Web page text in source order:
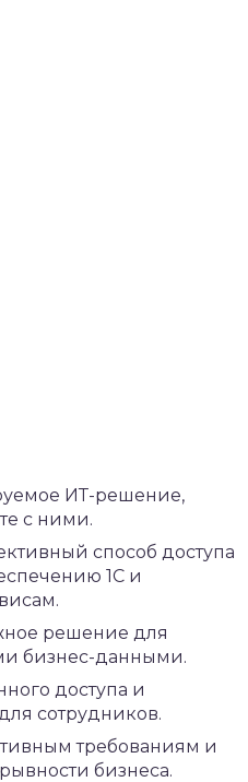
ИТ-решение,
с ними.
способ доступа
1С и
решение для
бизнес-данными.
доступа и
сотрудников.
требованиям и
бизнеса.